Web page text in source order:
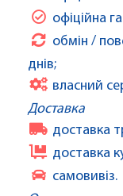
офіційна
обмін /
днів;
власний
Доставка
доставка
доставка
самовивіз.